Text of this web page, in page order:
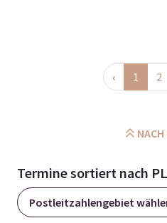
‹ 1 2
NACH
Termine sortiert nach
Postleitzahlengebiet